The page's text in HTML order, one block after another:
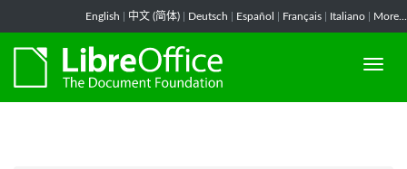
English 中文 (简体) Deutsch Español Français Italiano More...